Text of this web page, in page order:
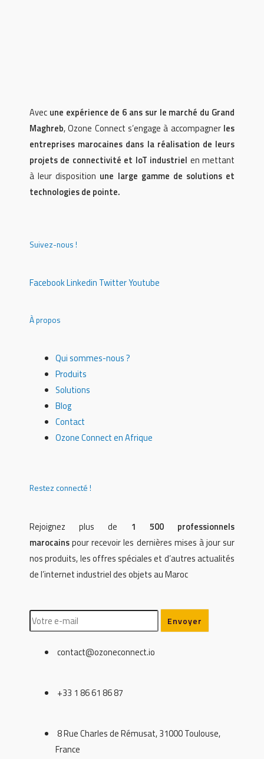
Avec une expérience de 6 ans sur le marché du Grand
Maghreb, Ozone Connect s’engage à accompagner les
entreprises marocaines dans la réalisation de leurs
projets de connectivité et IoT industriel en mettant
à leur disposition une large gamme de solutions et
technologies de pointe.
Suivez-nous !
FacebookLinkedin TwitterYoutube
À propos
Qui sommes-nous ?
Produits
Solutions
Blog
Contact
Ozone Connect en Afrique
Restez connecté !
Rejoignez plus de 1 500 professionnels
marocainspour recevoir les dernières mises à jour sur
nos produits, les offres spéciales et d’autres actualités
de l’internet industriel des objets au Maroc
contact@ozoneconnect.io
+33 1 86 61 86 87
8 Rue Charles de Rémusat, 31000 Toulouse,
France